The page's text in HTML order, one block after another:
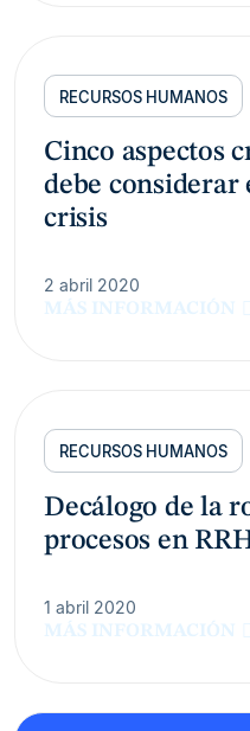
RECURSOS HUMANOS
Cinco aspectos
debe considerar
crisis
2 abril 2020
MÁS INFORMACIÓN
RECURSOS HUMANOS
Decálogo de la
procesos en
1 abril 2020
MÁS INFORMACIÓN